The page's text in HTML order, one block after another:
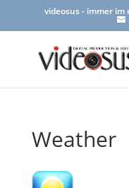
videosus - immer im
Weather